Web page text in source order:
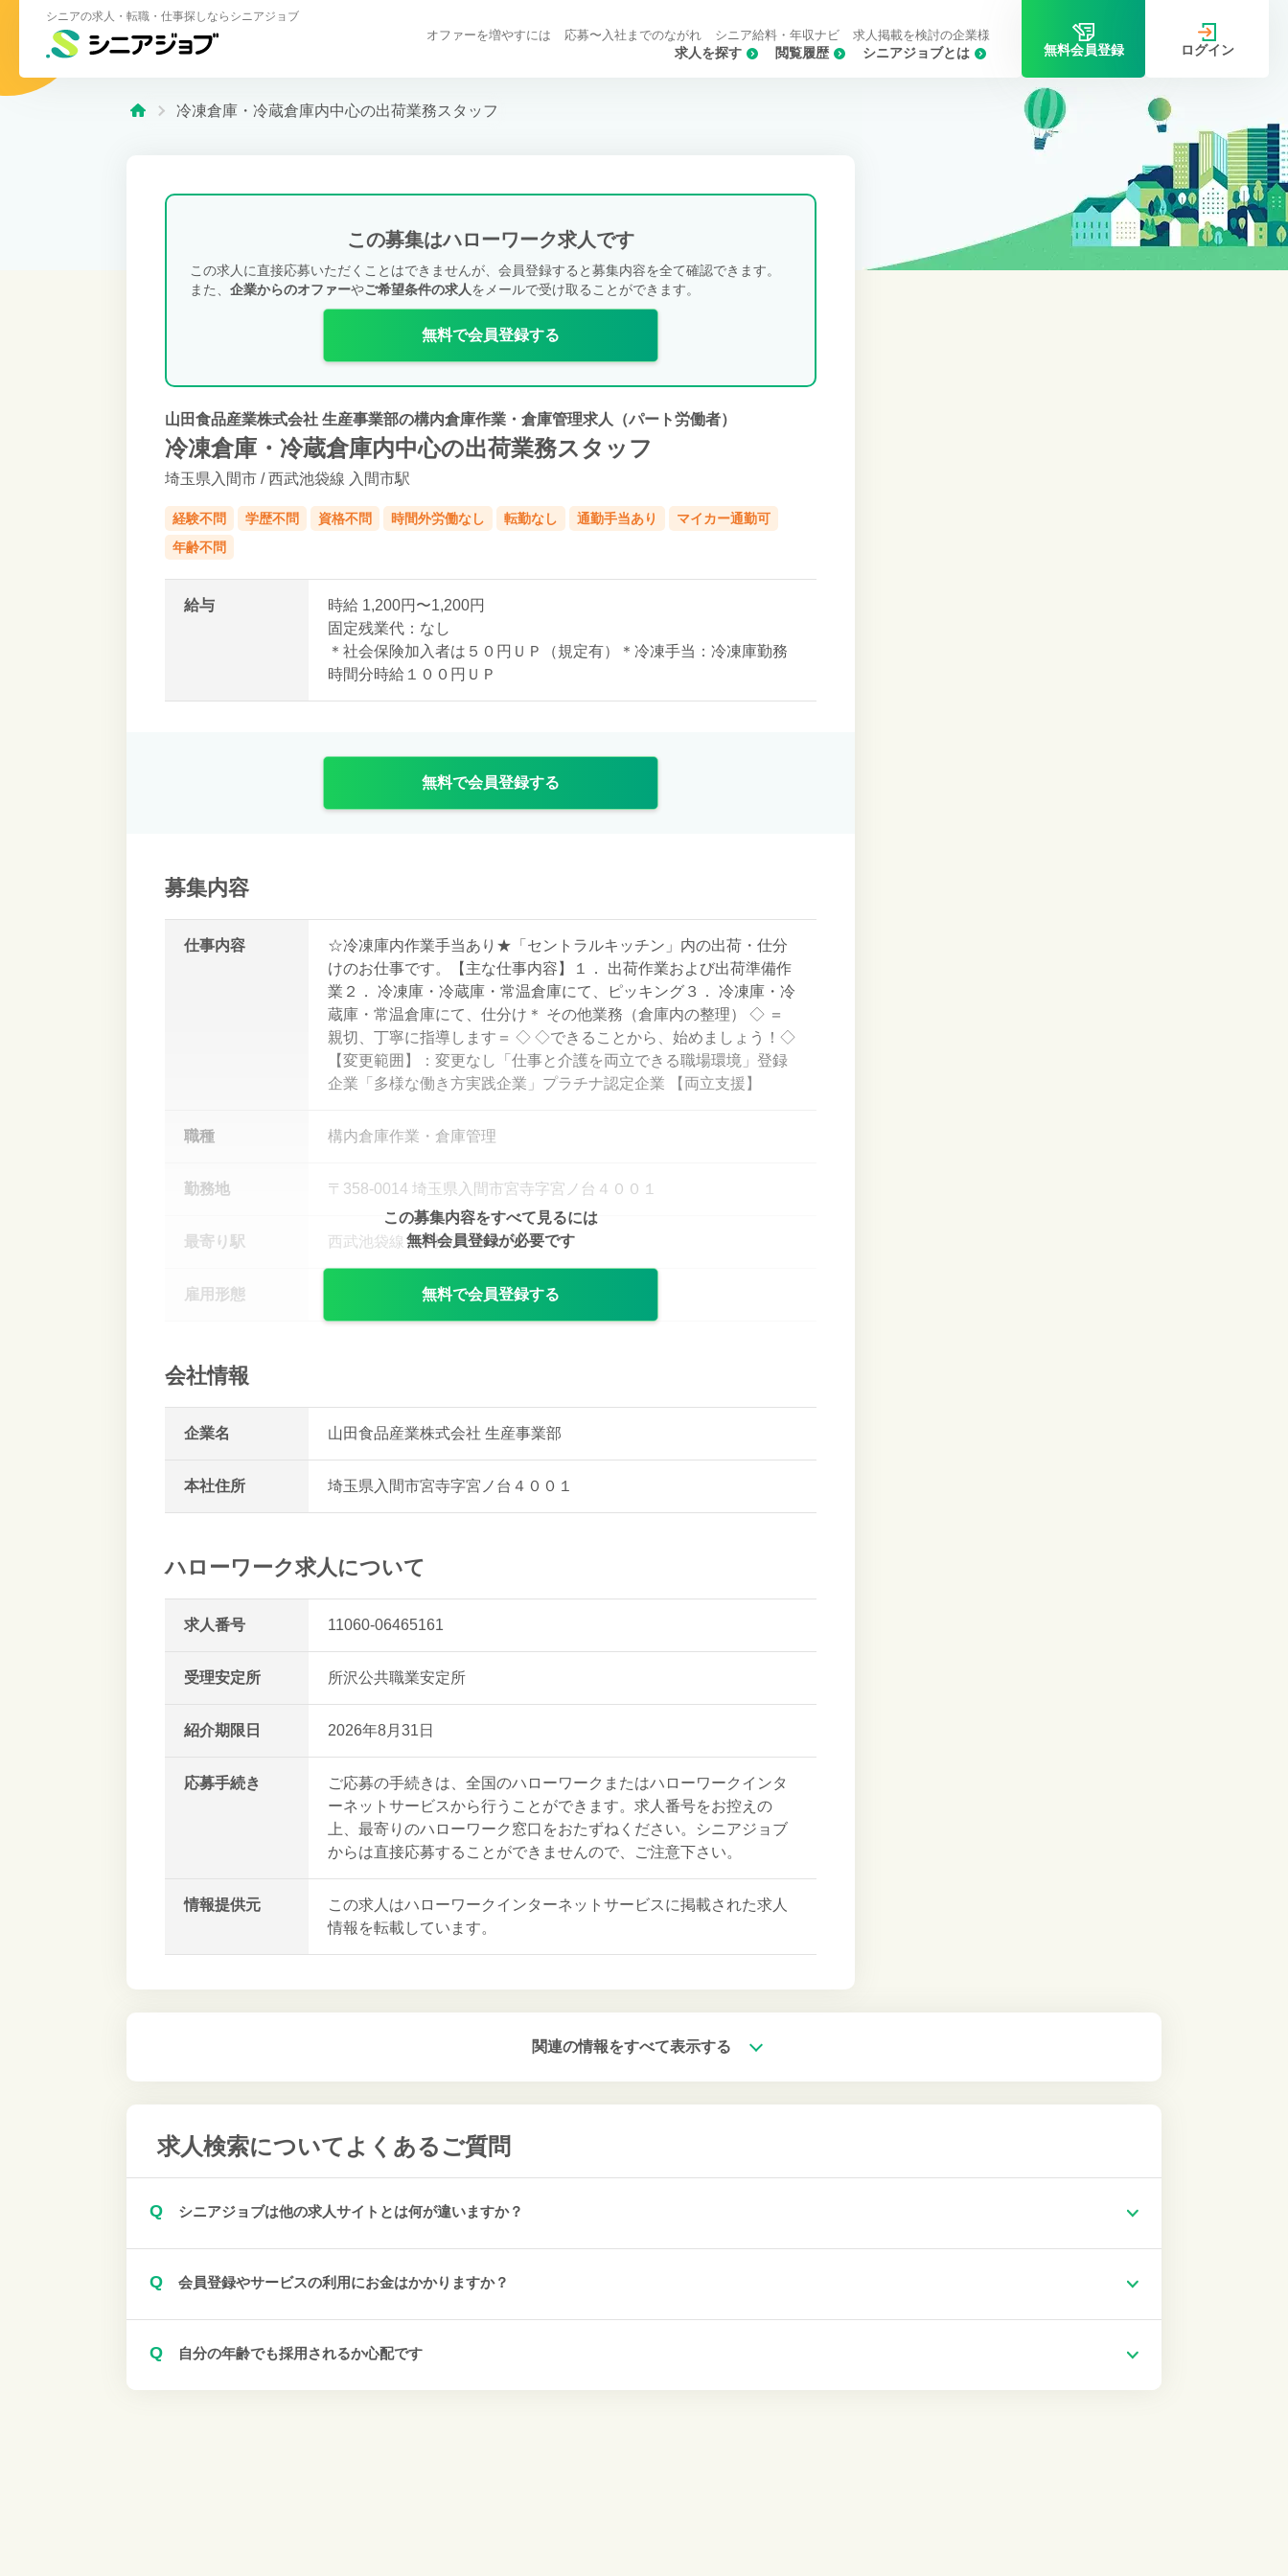
シニアの求人・転職・仕事探しならシニアジョブ
求人を探す シニアジョブとは
閲覧履歴
オファーを増やすには 応募〜入社までのながれ シニア給料・年収ナビ 求人掲載を検討の企業様
無料会員登録 ログイン
冷凍倉庫・冷蔵倉庫内中心の出荷業務スタッフ
この募集はハローワーク求人です
この求人に直接応募いただくことはできませんが、会員登録すると募集内容を全て確認できます。
また、 企業からのオファーやご希望条件の求人をメールで受け取ることができます。
無料で会員登録する
山田食品産業株式会社 生産事業部の構内倉庫作業・倉庫管理求人（パート労働者）
冷凍倉庫・冷蔵倉庫内中心の出荷業務スタッフ
埼玉県入間市 / 西武池袋線 入間市駅
経験不問 学歴不問 資格不問 時間外労働なし 転勤なし 通勤手当あり
マイカー通勤可
年齢不問
給与
時給 1,200円〜1,200円
固定残業代：なし
＊社会保険加入者は５０円ＵＰ（規定有）＊冷凍手当：冷凍庫勤務
時間分時給１００円ＵＰ
無料で会員登録する
募集内容
仕事内容
☆冷凍庫内作業手当あり★「セントラルキッチン」内の出荷・仕分
けのお仕事です。【主な仕事内容】１． 出荷作業および出荷準備作
業２． 冷凍庫・冷蔵庫・常温倉庫にて、ピッキング３． 冷凍庫・冷
蔵庫・常温倉庫にて、仕分け＊ その他業務（倉庫内の整理） ◇ ＝
親切、丁寧に指導します＝ ◇ ◇できることから、始めましょう！◇
【変更範囲】：変更なし「仕事と介護を両立できる職場環境」登録
企業「多様な働き方実践企業」プラチナ認定企業 【両立支援】
職種 構内倉庫作業・倉庫管理
勤務地 〒358-0014 埼玉県入間市宮寺字宮ノ台４００１
最寄り駅 西武池袋線 入間市駅 車 10分
雇用形態
この募集内容をすべて見るには
無料会員登録が必要です
無料で会員登録する
会社情報
企業名 山田食品産業株式会社 生産事業部
本社住所 埼玉県入間市宮寺字宮ノ台４００１
ハローワーク求人について
求人番号 11060-06465161
受理安定所 所沢公共職業安定所
紹介期限日 2026年8月31日
応募手続き
ご応募の手続きは、全国のハローワークまたはハローワークインタ
ーネットサービスから行うことができます。求人番号をお控えの
上、最寄りのハローワーク窓口をおたずねください。シニアジョブ
からは直接応募することができませんので、ご注意下さい。
情報提供元
この求人はハローワークインターネットサービスに掲載された求人
情報を転載しています。
関連の情報をすべて表示する
求人検索について よくあるご質問
Q シニアジョブは他の求人サイトとは何が違いますか？
Q 会員登録やサービスの利用にお金はかかりますか？
Q 自分の年齢でも採用されるか心配です